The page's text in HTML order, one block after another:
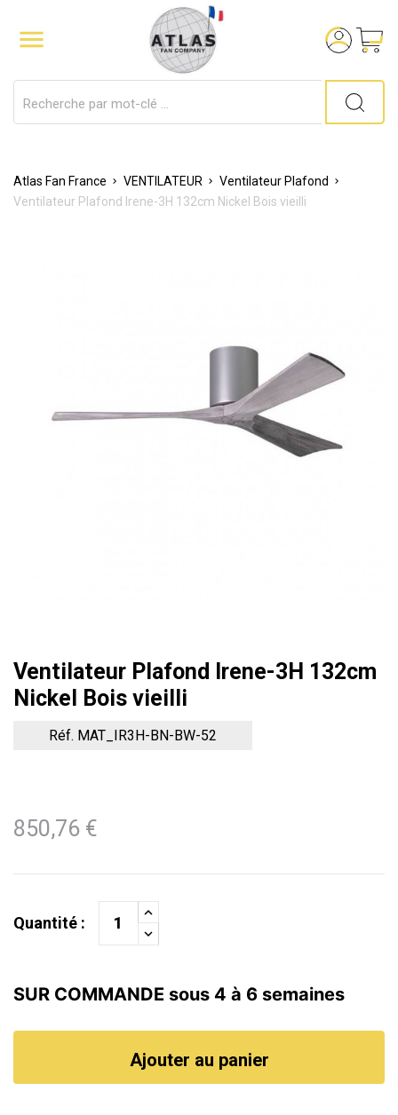

Atlas Fan France VENTILATEUR
Ventilateur Plafond
Ventilateur Plafond Irene-3H 132cm Nickel Bois vieilli
Ventilateur Plafond Irene-3H 132cm
Nickel Bois vieilli
Réf. MAT_IR3H-BN-BW-52
850,76 €
Quantité :
SUR COMMANDE sous 4 à 6 semaines
Ajouter au panier